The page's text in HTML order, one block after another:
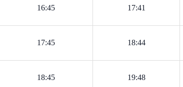
16:45 17:41
17:45 18:44
18:45 19:48